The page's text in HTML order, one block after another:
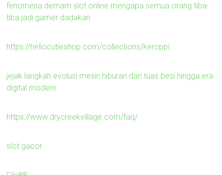
fenomena demam slot online mengapa semua orang tiba-
tiba jadi gamer dadakan
https://hellocutieshop.com/collections/keroppi
jejak langkah evolusi mesin hiburan dari tuas besi hingga era
digital modern
https://www.drycreekvillage.com/faq/
slot gacor